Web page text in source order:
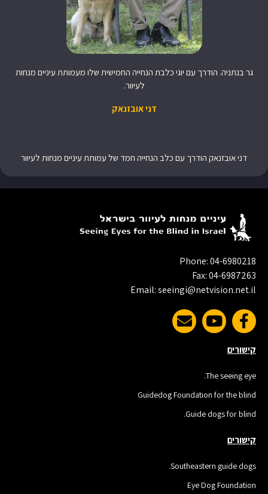
גר בנתניה. הודרך עם יוגי כלבת הנחייה החמישית שלו מעמותת עיניים מנחות
לעיוור.
דני אובזנאק
דני אובזנאק הודרך עם כלב הנחייה חמד של עמותת עיניים מנחות לעיוור
Phone: 04-6980218
Fax: 04-6987263
Email: seeingi@netvision.net.il
קישורים
The seeing eye.
Guidedog Foundation for the blind
Guide dogs for blind.
קישורים
Southeastern guide dogs.
Eye Dog Foundation